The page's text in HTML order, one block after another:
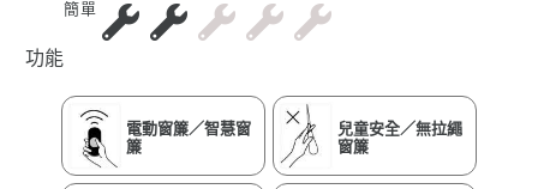
簡單
功能
電動窗簾／智慧窗
簾
兒童安全／無拉繩
窗簾